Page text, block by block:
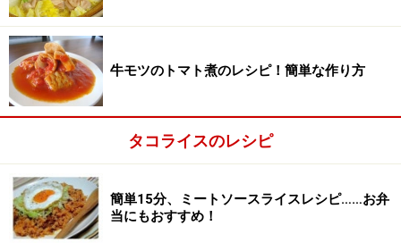
牛モツのトマト煮のレシピ！簡単な作り方
タコライスのレシピ
簡単15分、ミートソースライスレシピ……お弁
当にもおすすめ！